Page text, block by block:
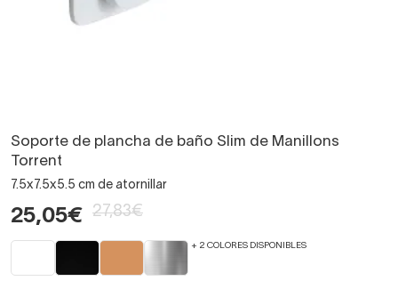
Soporte de plancha de baño Slim de Manillons
Torrent
7.5x7.5x5.5 cm de atornillar
25,05€ 27,83€
+ 2 COLORES DISPONIBLES